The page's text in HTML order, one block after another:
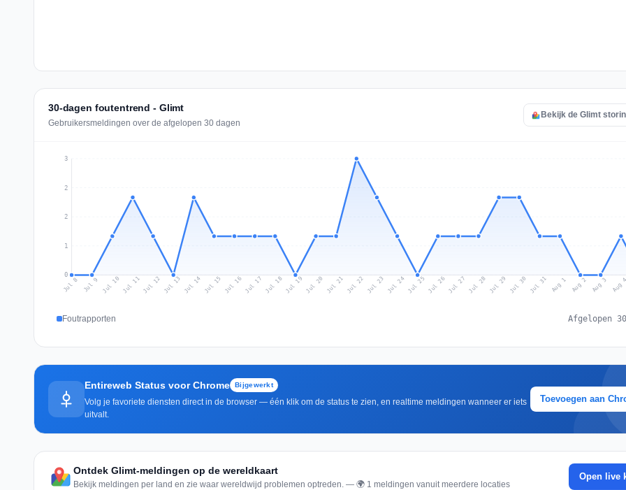
30-dagen foutentrend - Glimt
Gebruikersmeldingen over de afgelopen 30 dagen
Bekijk de Glimt
0
1
2
2
3
Jul 8 Jul 9 Jul 10 Jul 11Jul 12 Jul 13 Jul 14 Jul 15 Jul 16Jul 17 Jul 18Jul 19 Jul 20 Jul 21 Jul 22 Jul 23 Jul 24Jul 25 Jul 26Jul 27 Jul 28 Jul 29 Jul 30 Jul 31 Aug 1 Aug 2 Aug 3 Aug 4
Foutrapporten Afgelopen
Entireweb Status voor Chrome Bijgewerkt
Volg je favoriete diensten direct in de browser — één klik om de status te zien, en realtime meldingen wanneer er iets
uitvalt.
Toevoegen aan
Ontdek Glimt-meldingen op de wereldkaart
Bekijk meldingen per land en zie waar wereldwijd problemen optreden. — 🌍 1 meldingen vanuit meerdere locaties
Open live